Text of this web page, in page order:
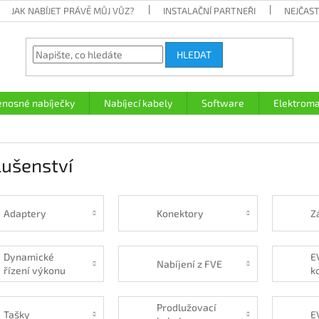
JAK NABÍJET PRÁVĚ MŮJ VŮZ? INSTALAČNÍ PARTNEŘI
HLEDAT
nabíječky Nabíjecí kabely Software
Adaptery Konektory
Dynamické
řízení výkonu
Nabíjení z FVE
Tašky
Prodlužovací